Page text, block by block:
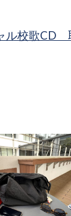
ル校歌CD